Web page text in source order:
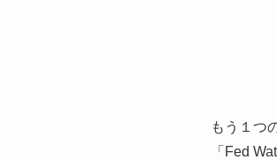
もう１つ
「Fed